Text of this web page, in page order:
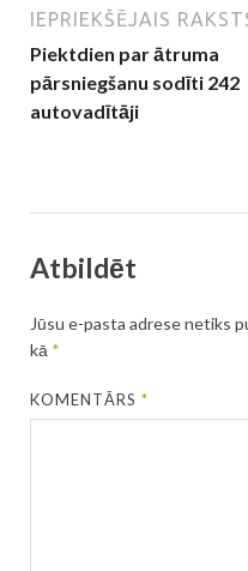
IEPRIEKŠĒJAIS
Piektdien par ātruma
pārsniegšanu sodīti 242
autovadītāji
Atbildēt
Jūsu e-pasta adrese netiks
kā *
KOMENTĀRS*